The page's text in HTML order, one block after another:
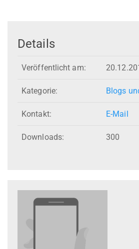
Details
Veröffentlicht am:
Kategorie: Blogs
Kontakt: E-Mail
Downloads: 300